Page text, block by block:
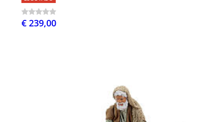
€ 239,00